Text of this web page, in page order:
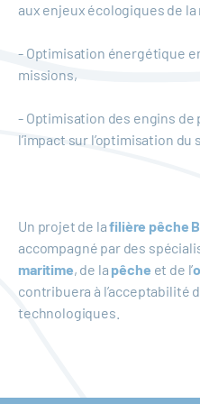
aux enjeux écologiques de
- Optimisation énergétique
missions,
- Optimisation des engins
l’impact sur l’optimisation
Un projet de lafilière pêche
accompagné par des
maritime, de la pêche et de l’
contribuera à l’acceptabilité
technologiques.